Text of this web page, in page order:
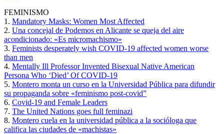
FEMINISMO
1. Mandatory Masks: Women Most Affected
2. Una concejal de Podemos en Alicante se queja del aire
acondicionado: «Es micromachismo»
3. Feminists desperately wish COVID-19 affected women worse
than men
4. Mentally Ill Professor Invented Bisexual Native American
Persona Who ‘Died’ Of COVID-19
5. Montero monta un curso en la Universidad Pública para difundir
su propaganda sobre «feminismo post-covid”
6. Covid-19 and Female Leaders
7. The United Nations goes full feminazi
8. Montero cuela en la universidad pública a la socióloga que
califica las ciudades de «machistas»